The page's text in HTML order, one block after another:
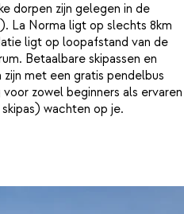
dorpen zijn gelegen in de
La Norma ligt op slechts 8km
ligt op loopafstand van de
Betaalbare skipassen en
met een gratis pendelbus
zowel beginners als ervaren
wachten op je.